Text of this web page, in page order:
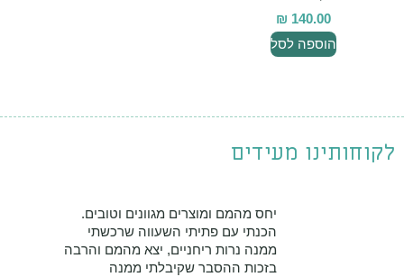
₪ 140.00
הוספה לסל
לקוחותינו מעידים
יחס מהמם ומוצרים מגוונים וטובים.
הכנתי עם פתיתי השעווה שרכשתי
ממנה נרות ריחניים, יצא מהמם והרבה
בזכות ההסבר שקיבלתי ממנה